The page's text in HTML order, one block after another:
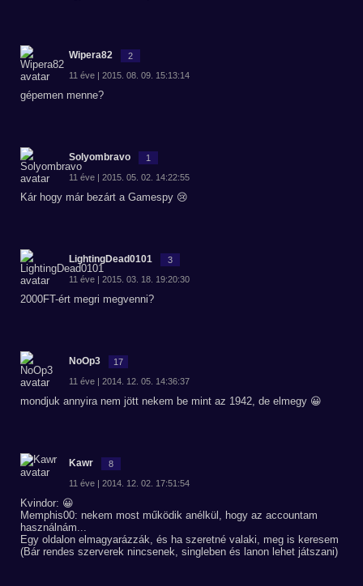
Wipera82 2
11 éve | 2015. 08. 09. 15:13:14
gépemen menne?
Solyombravo 1
11 éve | 2015. 05. 02. 14:22:55
Kár hogy már bezárt a Gamespy 😢
LightingDead0101 3
11 éve | 2015. 03. 18. 19:20:30
2000FT-ért megri megvenni?
NoOp3 17
11 éve | 2014. 12. 05. 14:36:37
mondjuk annyira nem jött nekem be mint az 1942, de elmegy 😀
Kawr 8
11 éve | 2014. 12. 02. 17:51:54
Kvindor: 😀
Memphis00: nekem most működik anélkül, hogy az accountam
használnám...
Egy oldalon elmagyarázzák, és ha szeretné valaki, meg is keresem
(Bár rendes szerverek nincsenek, singleben és lanon lehet játszani)